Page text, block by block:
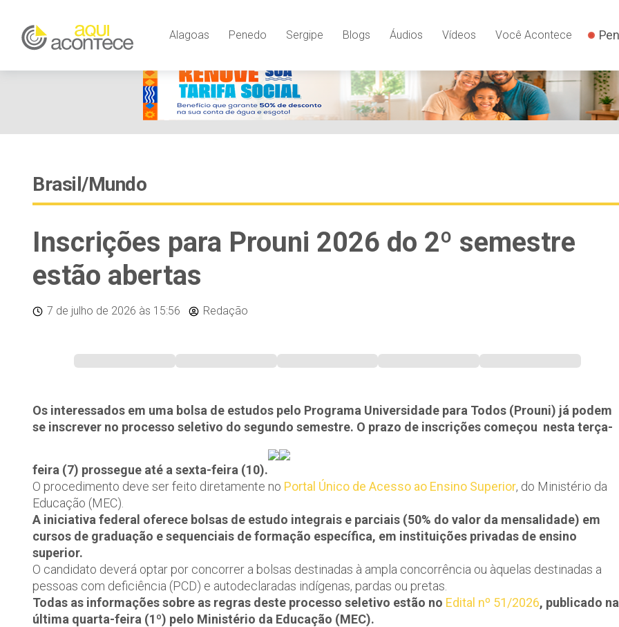
Alagoas Penedo Sergipe Blogs Áudios Vídeos Você Acontece
Brasil/Mundo
Inscrições para Prouni 2026 do 2º semestre
estão abertas
7 de julho de 2026 às 15:56 Redação
Os interessados em uma bolsa de estudos pelo Programa Universidade para Todos (Prouni) já podem
se inscrever no processo seletivo do segundo semestre. O prazo de inscrições começou nesta terça-
feira (7) prossegue até a sexta-feira (10).
O procedimento deve ser feito diretamente no Portal Único de Acesso ao Ensino Superior, do Ministério da
Educação (MEC).
A iniciativa federal oferece bolsas de estudo integrais e parciais (50% do valor da mensalidade) em
cursos de graduação e sequenciais de formação específica, em instituições privadas de ensino
superior.
O candidato deverá optar por concorrer a bolsas destinadas à ampla concorrência ou àquelas destinadas a
pessoas com deficiência (PCD) e autodeclaradas indígenas, pardas ou pretas.
Todas as informações sobre as regras deste processo seletivo estão no Edital nº 51/2026, publicado na
última quarta-feira (1º) pelo Ministério da Educação (MEC).